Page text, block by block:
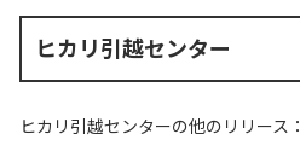
ヒカリ引越センター
ヒカリ引越センターの他のリリース：